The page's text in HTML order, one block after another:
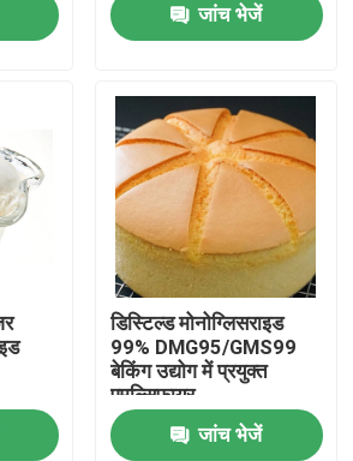
जांच भेजें
डिस्टिल्ड मोनोग्लिसराइड
99% DMG95/GMS99
बेकिंग उद्योग में प्रयुक्त
एमुल्सिफायर
जांच भेजें